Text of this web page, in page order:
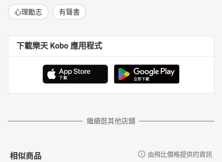
心理勵志 有聲書
下載樂天 Kobo 應用程式
繼續逛其他店舖
相似商品 由飛比價格提供的資訊